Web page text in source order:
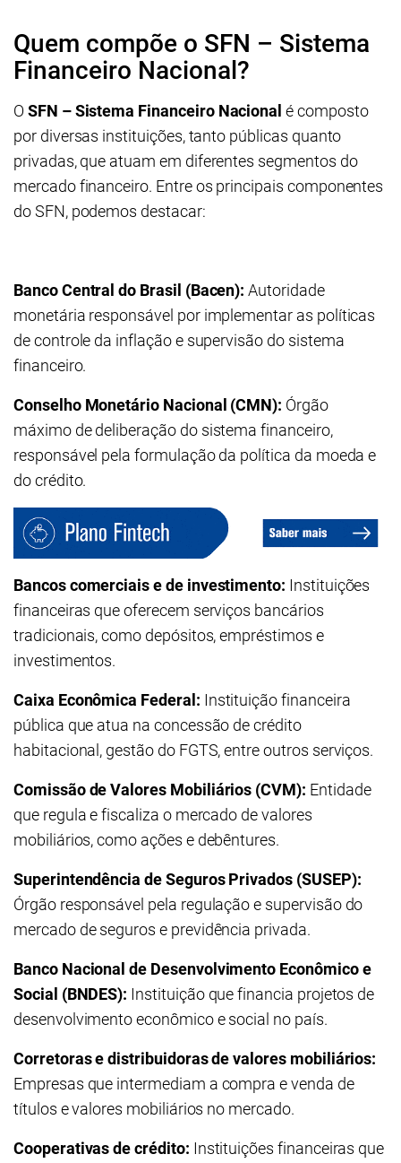
Quem compõe o SFN – Sistema
Financeiro Nacional?
O SFN – Sistema Financeiro Nacional é composto
por diversas instituições, tanto públicas quanto
privadas, que atuam em diferentes segmentos do
mercado financeiro. Entre os principais componentes
do SFN, podemos destacar:
Banco Central do Brasil (Bacen): Autoridade
monetária responsável por implementar as políticas
de controle da inflação e supervisão do sistema
financeiro.
Conselho Monetário Nacional (CMN): Órgão
máximo de deliberação do sistema financeiro,
responsável pela formulação da política da moeda e
do crédito.
Bancos comerciais e de investimento: Instituições
financeiras que oferecem serviços bancários
tradicionais, como depósitos, empréstimos e
investimentos.
Caixa Econômica Federal: Instituição financeira
pública que atua na concessão de crédito
habitacional, gestão do FGTS, entre outros serviços.
Comissão de Valores Mobiliários (CVM): Entidade
que regula e fiscaliza o mercado de valores
mobiliários, como ações e debêntures.
Superintendência de Seguros Privados (SUSEP):
Órgão responsável pela regulação e supervisão do
mercado de seguros e previdência privada.
Banco Nacional de Desenvolvimento Econômico e
Social (BNDES): Instituição que financia projetos de
desenvolvimento econômico e social no país.
Corretoras e distribuidoras de valores mobiliários:
Empresas que intermediam a compra e venda de
títulos e valores mobiliários no mercado.
Cooperativas de crédito: Instituições financeiras que